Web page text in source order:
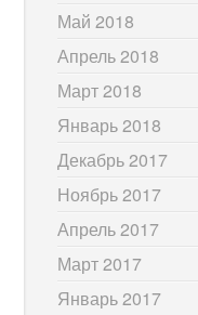
Май 2018
Апрель 2018
Март 2018
Январь 2018
Декабрь 2017
Ноябрь 2017
Апрель 2017
Март 2017
Январь 2017